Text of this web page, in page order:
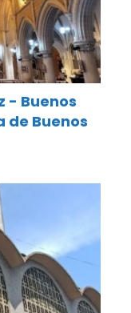
- Buenos
de Buenos